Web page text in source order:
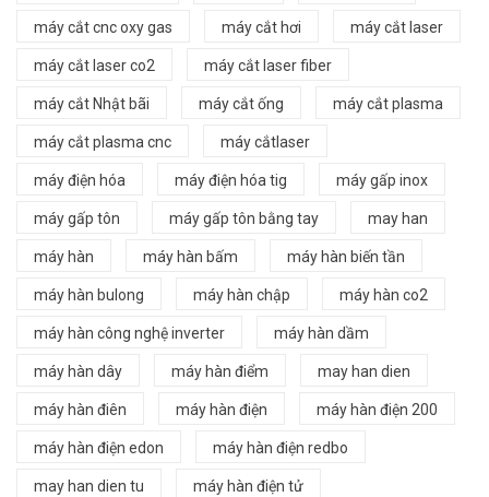
máy cắt cnc oxy gas máy cắt hơi máy cắt laser
máy cắt laser co2 máy cắt laser fiber
máy cắt Nhật bãi máy cắt ống máy cắt plasma
máy cắt plasma cnc máy cắtlaser
máy điện hóa máy điện hóa tig máy gấp inox
máy gấp tôn máy gấp tôn bằng tay may han
máy hàn máy hàn bấm máy hàn biến tần
máy hàn bulong máy hàn chập máy hàn co2
máy hàn công nghệ inverter máy hàn dầm
máy hàn dây máy hàn điểm may han dien
máy hàn điên máy hàn điện máy hàn điện 200
máy hàn điện edon máy hàn điện redbo
may han dien tu máy hàn điện tử